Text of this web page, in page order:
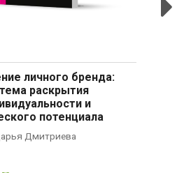
личного бренда:
раскрытия
и
потенциала
Дмитриева